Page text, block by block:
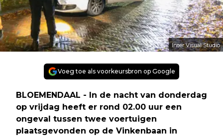
Inter Visual Studio
Voeg toe als voorkeursbron op Google
BLOEMENDAAL - In de nacht van donderdag
op vrijdag heeft er rond 02.00 uur een
ongeval tussen twee voertuigen
plaatsgevonden op de Vinkenbaan in